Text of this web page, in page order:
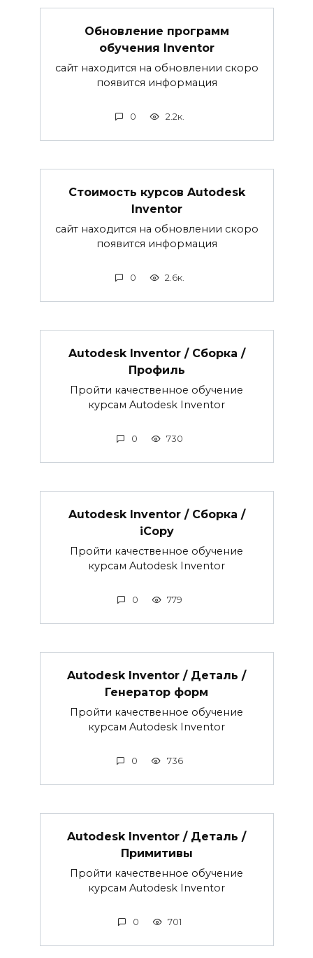
Обновление программ
обучения Inventor
сайт находится на обновлении скоро
появится информация
0 2.2к.
Стоимость курсов Autodesk
Inventor
сайт находится на обновлении скоро
появится информация
0 2.6к.
Autodesk Inventor / Сборка /
Профиль
Пройти качественное обучение
курсам Autodesk Inventor
0 730
Autodesk Inventor / Сборка /
iCopy
Пройти качественное обучение
курсам Autodesk Inventor
0 779
Autodesk Inventor / Деталь /
Генератор форм
Пройти качественное обучение
курсам Autodesk Inventor
0 736
Autodesk Inventor / Деталь /
Примитивы
Пройти качественное обучение
курсам Autodesk Inventor
0 701